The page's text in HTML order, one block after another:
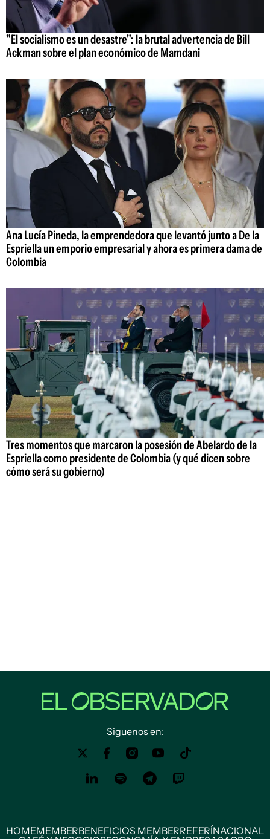
"El socialismo es un desastre": la brutal advertencia de Bill
Ackman sobre el plan económico de Mamdani
Ana Lucía Pineda, la emprendedora que levantó junto a De la
Espriella un emporio empresarial y ahora es primera dama de
Colombia
Tres momentos que marcaron la posesión de Abelardo de la
Espriella como presidente de Colombia (y qué dicen sobre
cómo será su gobierno)
Siguenos en:
HOMEMEMBERBENEFICIOS MEMBERREFERÍNACIONAL